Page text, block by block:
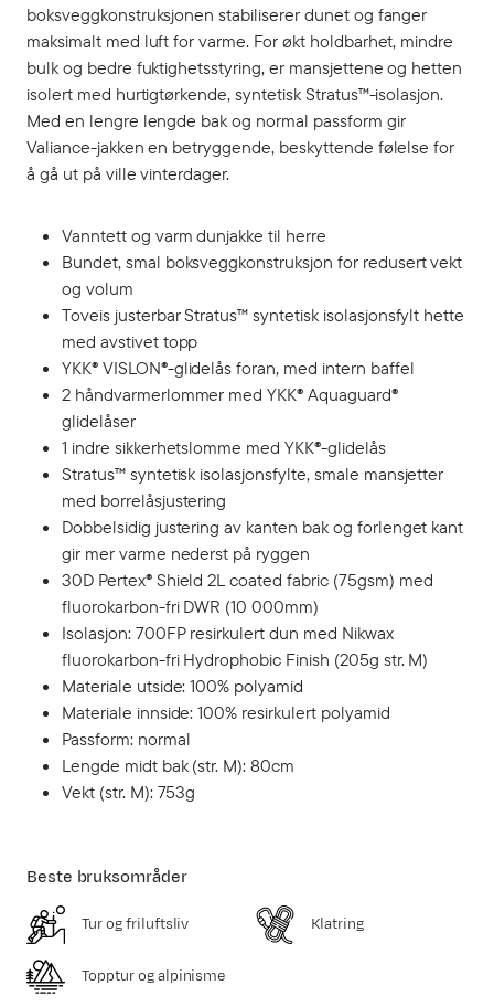
boksveggkonstruksjonen stabiliserer dunet og fanger
maksimalt med luft for varme. For økt holdbarhet, mindre
bulk og bedre fuktighetsstyring, er mansjettene og hetten
isolert med hurtigtørkende, syntetisk Stratus™-isolasjon.
Med en lengre lengde bak og normal passform gir
Valiance-jakken en betryggende, beskyttende følelse for
å gå ut på ville vinterdager.
Vanntett og varm dunjakke til herre
Bundet, smal boksveggkonstruksjon for redusert vekt
og volum
Toveis justerbar Stratus™ syntetisk isolasjonsfylt hette
med avstivet topp
YKK® VISLON®-glidelås foran, med intern baffel
2 håndvarmerlommer med YKK® Aquaguard®
glidelåser
1 indre sikkerhetslomme med YKK®-glidelås
Stratus™ syntetisk isolasjonsfylte, smale mansjetter
med borrelåsjustering
Dobbelsidig justering av kanten bak og forlenget kant
gir mer varme nederst på ryggen
30D Pertex® Shield 2L coated fabric (75gsm) med
fluorokarbon-fri DWR (10 000mm)
Isolasjon: 700FP resirkulert dun med Nikwax
fluorokarbon-fri Hydrophobic Finish (205g str. M)
Materiale utside: 100% polyamid
Materiale innside: 100% resirkulert polyamid
Passform: normal
Lengde midt bak (str. M): 80cm
Vekt (str. M): 753g
Beste bruksområder
Tur og friluftsliv Klatring
Topptur og alpinisme